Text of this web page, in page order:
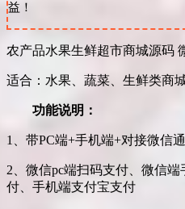
益！
农产品水果生鲜超市商城源码
适合：水果、蔬菜、生鲜类商
功能说明：
1、带PC端+手机端+对接微信通
2、微信pc端扫码支付、微信
付、手机端支付宝支付